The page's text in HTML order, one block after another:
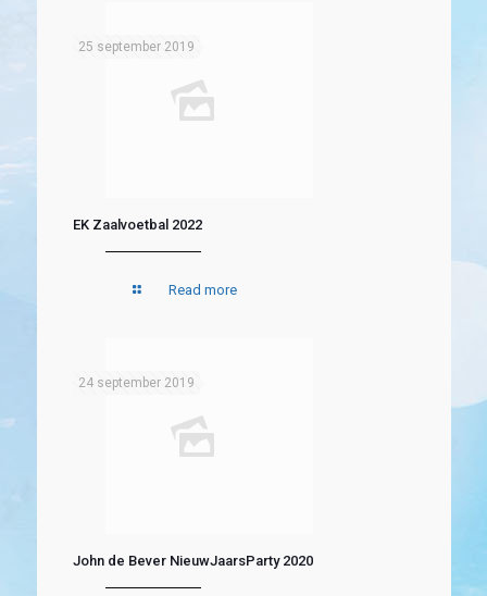
25 september 2019
EK Zaalvoetbal 2022
Read more
24 september 2019
John de Bever NieuwJaarsParty 2020